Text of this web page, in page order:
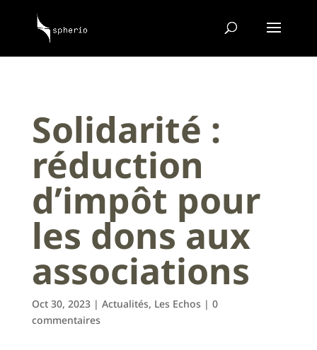
Solidarité :
réduction
d’impôt pour
les dons aux
associations
Oct 30, 2023| Actualités, Les Echos | 0
commentaires